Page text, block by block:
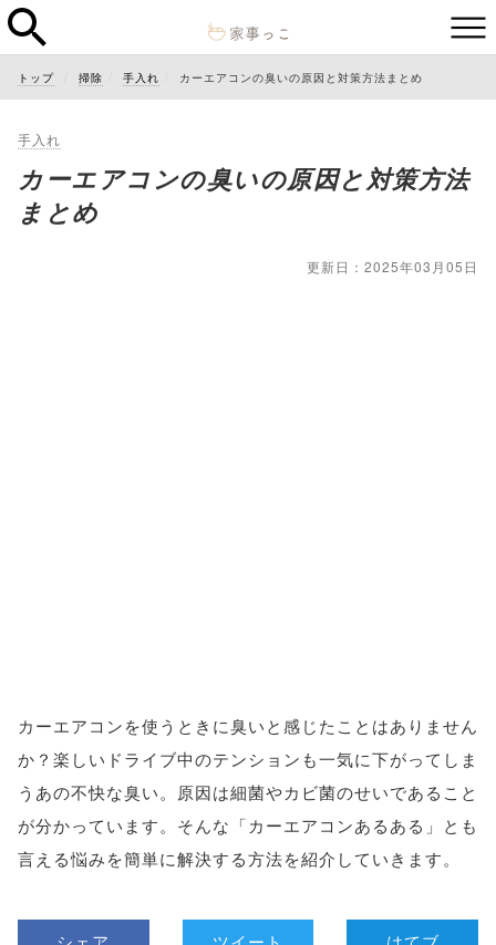
トップ 掃除 手入れ カーエアコンの臭いの原因と対策方法まとめ
手入れ
カーエアコンの臭いの原因と対策方法
まとめ
更新日：2025年03月05日
カーエアコンを使うときに臭いと感じたことはありません
か？楽しいドライブ中のテンションも一気に下がってしま
うあの不快な臭い。原因は細菌やカビ菌のせいであること
が分かっています。そんな「カーエアコンあるある」とも
言える悩みを簡単に解決する方法を紹介していきます。